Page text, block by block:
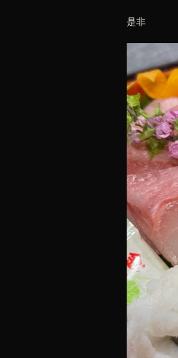
是非